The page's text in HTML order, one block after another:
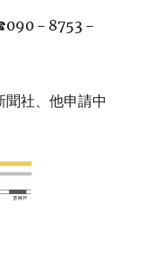
－8753－
社、他申請中